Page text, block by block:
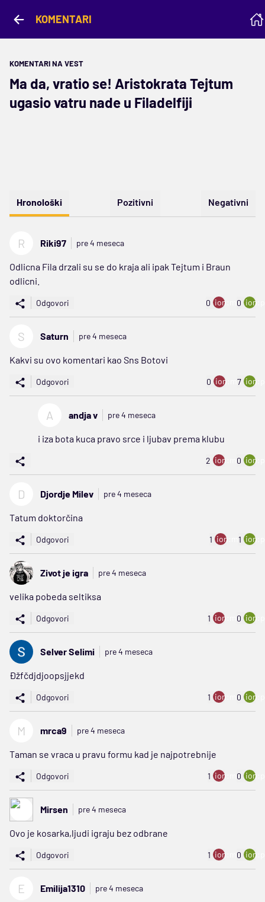
KOMENTARI
KOMENTARI NA VEST
Ma da, vratio se! Aristokrata Tejtum
ugasio vatru nade u Filadelfiji
Hronološki Pozitivni Negativni
R Riki97 pre 4 meseca
Odlicna Fila drzali su se do kraja ali ipak Tejtum i Braun
odlicni.
Odgovori 0 ion:minus
0
S Saturn pre 4 meseca
Kakvi su ovo komentari kao Sns Botovi
Odgovori 0 ion:minus
7
A andja v pre 4 meseca
i iza bota kuca pravo srce i ljubav prema klubu
2 ion:minus
0
D Djordje Milev pre 4 meseca
Tatum doktorčina
Odgovori 1 ion:minus
1
Zivot je igra pre 4 meseca
velika pobeda seltiksa
Odgovori 1 ion:minus
0
Selver Selimi pre 4 meseca
Đžfčdjdjoopsjjekd
Odgovori 1 ion:minus
0
M mrca9 pre 4 meseca
Taman se vraca u pravu formu kad je najpotrebnije
Odgovori 1 ion:minus
0
Mirsen pre 4 meseca
Ovo je kosarka,ljudi igraju bez odbrane
Odgovori 1 ion:minus
0
E Emilija1310 pre 4 meseca